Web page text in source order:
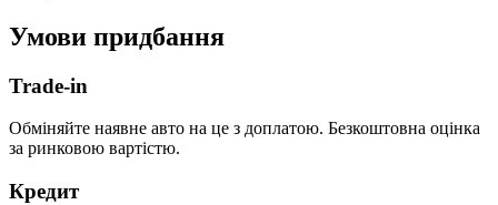
Умови придбання
Trade-in
Обміняйте наявне авто на це з доплатою. Безкоштовна оцінка
за ринковою вартістю.
Кредит